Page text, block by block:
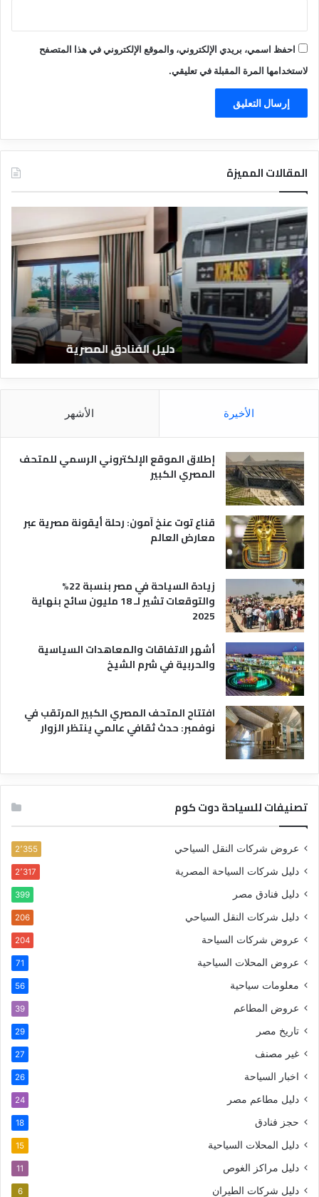
احفظ اسمي، بريدي الإلكتروني، والموقع الإلكتروني في هذا المتصفح
لاستخدامها المرة المقبلة في تعليقي.
المقالات المميزة
د
ل
ي
ل
ل
ن
ا
د
ق
ا
ل
ر
ة
دليل الفنادق المصرية
ق
و
الأخيرة الأشهر
إطلاق الموقع الإلكتروني الرسمي للمتحف
المصري الكبير
قناع توت عنخ آمون: رحلة أيقونة مصرية عبر
معارض العالم
زيادة السياحة في مصر بنسبة 22%
والتوقعات تشير لـ 18 مليون سائح بنهاية
2025
أشهر الاتفاقات والمعاهدات السياسية
والحربية في شرم الشيخ
افتتاح المتحف المصري الكبير المرتقب في
نوفمبر: حدث ثقافي عالمي ينتظر الزوار
تصنيفات للسياحة دوت كوم
عروض شركات النقل السياحي 2٬355
دليل شركات السياحة المصرية 2٬317
دليل فنادق مصر 399
دليل شركات النقل السياحي 206
عروض شركات السياحة 204
عروض المحلات السياحية 71
معلومات سياحية 56
عروض المطاعم 39
تاريخ مصر 29
غير مصنف 27
اخبار السياحة 26
دليل مطاعم مصر 24
حجز فنادق 18
دليل المحلات السياحية 15
دليل مراكز الغوص 11
دليل شركات الطيران 6